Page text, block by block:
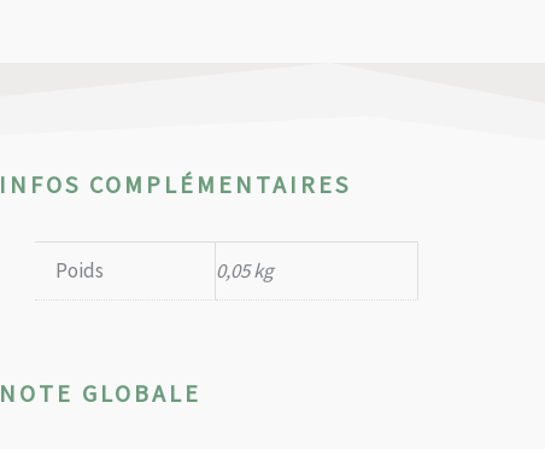
INFOS COMPLÉMENTAIRES
Poids 0,05 kg
NOTE GLOBALE